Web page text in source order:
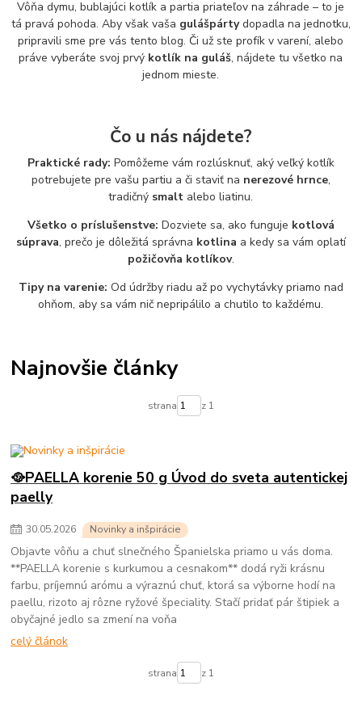
Vôňa dymu, bublajúci kotlík a partia priateľov na záhrade – to je
tá pravá pohoda. Aby však vaša gulášpártydopadla na jednotku,
pripravili sme pre vás tento blog. Či už ste profík v varení, alebo
práve vyberáte svoj prvý kotlík na guláš, nájdete tu všetko na
jednom mieste.
Čo u nás nájdete?
Praktické rady: Pomôžeme vám rozlúsknuť, aký veľký kotlík
potrebujete pre vašu partiu a či staviť na nerezové hrnce,
tradičný smalt alebo liatinu.
Všetko o príslušenstve: Dozviete sa, ako funguje kotlová
súprava, prečo je dôležitá správna kotlina a kedy sa vám oplatí
požičovňa kotlíkov.
Tipy na varenie: Od údržby riadu až po vychytávky priamo nad
ohňom, aby sa vám nič nepripálilo a chutilo to každému.
Najnovšie články
strana z 1
🥘PAELLA korenie 50 g Úvod do sveta autentickej
paelly
30.05.2026 Novinky a inšpirácie
Objavte vôňu a chuť slnečného Španielska priamo u vás doma.
**PAELLA korenie s kurkumou a cesnakom** dodá ryži krásnu
farbu, príjemnú arómu a výraznú chuť, ktorá sa výborne hodí na
paellu, rizoto aj rôzne ryžové špeciality. Stačí pridať pár štipiek a
obyčajné jedlo sa zmení na voňa
celý článok
strana z 1